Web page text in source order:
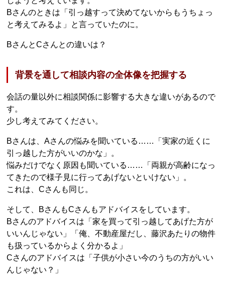
Bさんのときは「引っ越すって決めてないからもうちょっ
と考えてみるよ」と言っていたのに。
BさんとCさんとの違いは？
背景を通して相談内容の全体像を把握する
会話の量以外に相談関係に影響する大きな違いがあるので
す。
少し考えてみてください。
Bさんは、Aさんの悩みを聞いている……「実家の近くに
引っ越した方がいいのかな」。
悩みだけでなく原因も聞いている……「両親が高齢になっ
てきたので様子見に行ってあげないといけない」。
これは、Cさんも同じ。
そして、BさんもCさんもアドバイスをしています。
Bさんのアドバイスは「家を買って引っ越してあげた方が
いいんじゃない」「俺、不動産屋だし、藤沢あたりの物件
も扱っているからよく分かるよ」
Cさんのアドバイスは「子供が小さい今のうちの方がいい
んじゃない？」